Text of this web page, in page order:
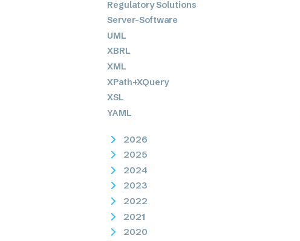
Regulatory Solutions
Server-Software
UML
XBRL
XML
XPath+XQuery
XSL
YAML
2026
2025
2024
2023
2022
2021
2020